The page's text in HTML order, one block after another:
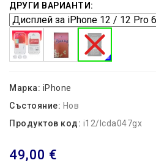
ДРУГИ ВАРИАНТИ:
Марка: iPhone
Състояние: Нов
Продуктов код: i12/lcda047gx
49,00 €